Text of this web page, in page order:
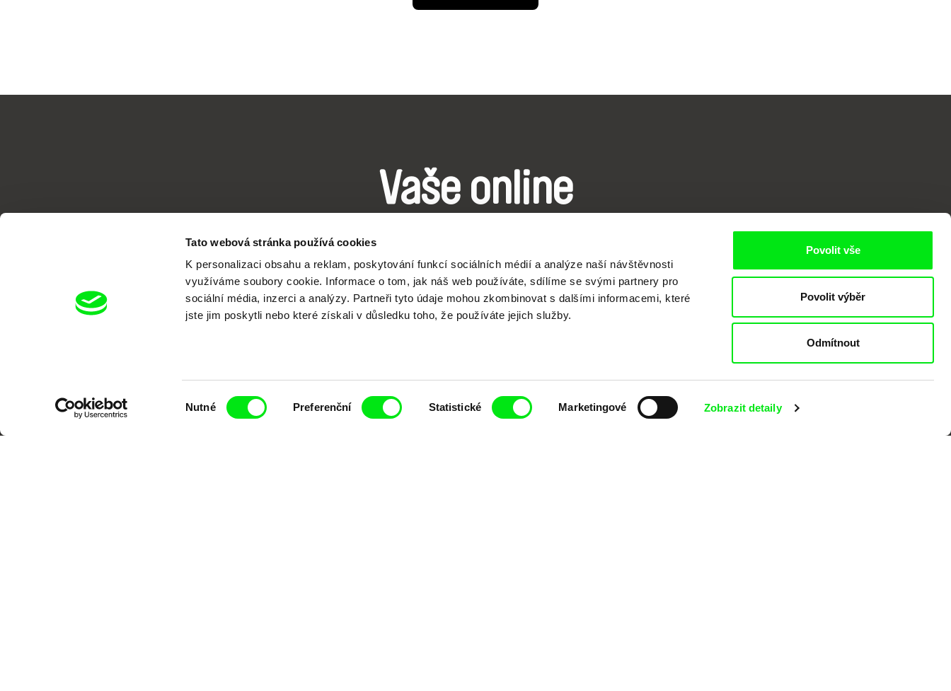
Tato webová stránka používá cookies
K personalizaci obsahu a reklam, poskytování funkcí sociálních médií a analýze naší návštěvnosti
využíváme soubory cookie. Informace o tom, jak náš web používáte, sdílíme se svými partnery pro
sociální média, inzerci a analýzy. Partneři tyto údaje mohou zkombinovat s dalšími informacemi, které
jste jim poskytli nebo které získali v důsledku toho, že používáte jejich služby.
Nutné Preferenční Statistické Marketingové Zobrazit detaily
Povolit vše
Povolit výběr
Odmítnout
Vaše online
dokumentární kino
Nové festivalové filmy
každý týden
Portál DAFilms.cz je výsledkem tvůrčí spolupráce 7 klíčových evropských festivalů dokumentárního filmu sdružených do Doc
Alliance. Naším cílem je posouvat hranice dokumentárního filmu, propagovat jeho rozmanitost a podporovat kvalitní autorské